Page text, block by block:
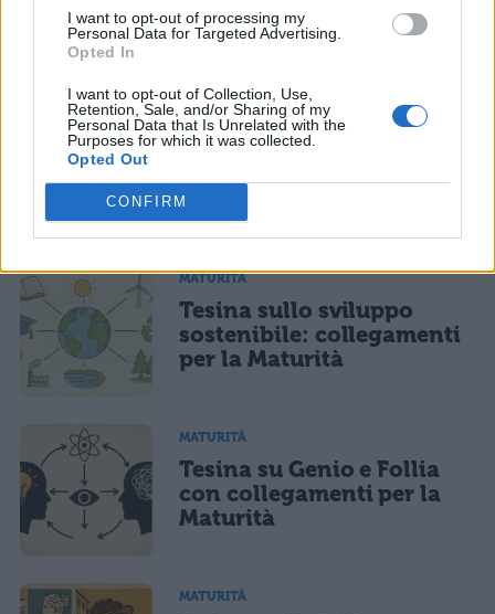
I want to opt-out of processing my
Personal Data for Targeted Advertising.
Opted In
I want to opt-out of Collection, Use,
Retention, Sale, and/or Sharing of my
Personal Data that Is Unrelated with the
Purposes for which it was collected.
Opted Out
CONFIRM
Acconsento all'uso dei miei dati da parte di terzi per finalità di
marketing diretto con modalità automatizzate o tradizionali
CONFERMA E PUBBLICAcollegamenti per un
percorso alla Maturità
MATURITÀ
Tesina sull’Universo:
Maturità
MATURITÀ
Tesina sullo sviluppo
sostenibile: collegamenti
per la Maturità
MATURITÀ
Tesina su Genio e Follia
con collegamenti per la
Maturità
MATURITÀ